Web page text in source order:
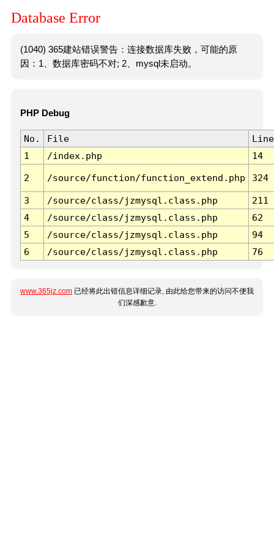
Database Error
(1040) 365建站错误警告：连接数据库失败，可能的原
因：1、数据库密码不对; 2、mysql未启动。
PHP Debug
No. File
Line
1
/index.php 14
2 /source/function/function_extend.php 324
3 /source/class/jzmysql.class.php
211
4
/source/class/jzmysql.class.php
62
5
/source/class/jzmysql.class.php
94
6
/source/class/jzmysql.class.php 76
www.365jz.com 已经将此出错信息详细记录, 由此给您带来的访问不便我
们深感歉意.